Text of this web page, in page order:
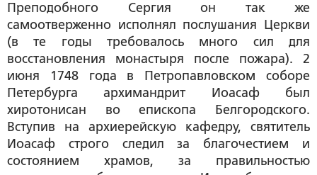
Преподобного Сергия он так же
самоотверженно исполнял послушания Церкви
(в те годы требовалось много сил для
восстановления монастыря после пожара). 2
июня 1748 года в Петропавловском соборе
Петербурга архимандрит Иоасаф был
хиротонисан во епископа Белгородского.
Вступив на архиерейскую кафедру, святитель
Иоасаф строго следил за благочестием и
состоянием храмов, за правильностью